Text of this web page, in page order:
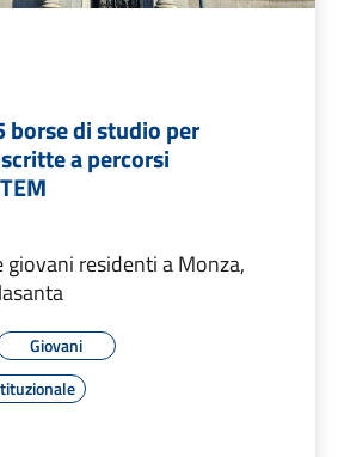
borse di studio per
a percorsi
giovani residenti a Monza,
Giovani